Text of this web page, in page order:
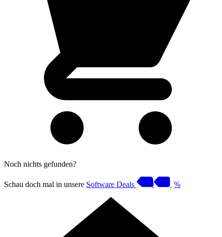
Noch nichts gefunden?
Schau doch mal in unsere Software Deals %